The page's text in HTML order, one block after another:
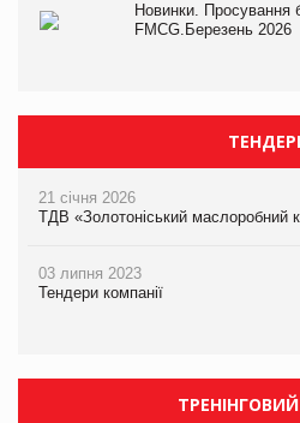
Новинки. Просування
FMCG.Березень 2026
21 січня 2026
ТДВ «Золотоніський маслоробний
03 липня 2023
Тендери компанії